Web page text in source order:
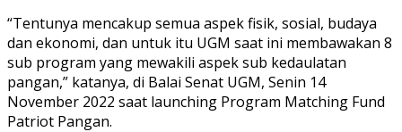
“Tentunya mencakup semua aspek fisik, sosial, budaya
dan ekonomi, dan untuk itu UGM saat ini membawakan 8
sub program yang mewakili aspek sub kedaulatan
pangan,” katanya, di Balai Senat UGM, Senin 14
November 2022 saat launching Program Matching Fund
Patriot Pangan.